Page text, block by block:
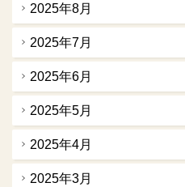
2025年8月
2025年7月
2025年6月
2025年5月
2025年4月
2025年3月